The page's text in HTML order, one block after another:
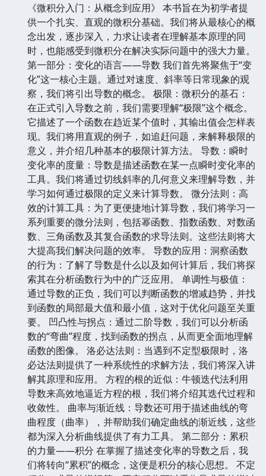
《微积分入门：从概念到应用》 本书旨在为初学者提
供一个扎实、直观的微积分基础。我们将从最核心的概
念出发，逐步深入，力求让读者在理解基本原理的同
时，也能感受到微积分在解决实际问题中的强大力量。
第一部分：变化的语言——导数 我们首先将聚焦于“变
化”这一核心主题。通过对速度、斜率等日常现象的观
察，我们将引出导数的概念。 极限：微积分的基石：
在正式引入导数之前，我们需要理解“极限”这个概念。
它描述了一个函数在趋近某个值时，其输出值会怎样表
现。我们将用直观的例子，如追赶问题，来解释极限的
意义，并介绍几种基本的极限计算方法。 导数：瞬时
变化率的度量：导数是描述函数在某一点瞬时变化率的
工具。我们将通过切线斜率的几何意义来理解导数，并
学习如何通过极限的定义来计算导数。 微分法则：高
效的计算工具：为了更便捷地计算导数，我们将学习一
系列重要的微分法则，包括幂函数、指数函数、对数函
数、三角函数及其复合函数的求导法则。这些法则将大
大提高我们解决问题的效率。 导数的应用：洞察函数
的行为：了解了导数是什么以及如何计算后，我们将探
索其在分析函数行为中的广泛应用。 单调性与极值：
通过导数的正负，我们可以判断函数的增减趋势，并找
到函数的局部最大值和最小值，这对于优化问题至关重
要。 凹凸性与拐点：通过二阶导数，我们可以分析函
数的“弯曲”程度，找到函数的拐点，从而更全面地理解
函数的图像。 洛必达法则：当遇到不定型极限时，洛
必达法则提供了一种系统性的求解方法，我们将深入讲
解其原理和应用。 方程的根的近似：牛顿迭代法利用
导数来高效地逼近方程的根，我们将介绍其迭代过程和
收敛性。 曲率与渐近线：导数还可用于描述曲线的弯
曲程度（曲率），并帮助我们确定曲线的渐近线，这些
都为深入分析曲线提供了有力工具。 第二部分：累积
的力量——积分 在掌握了描述变化率的导数之后，我
们将转向“累积”的概念，这便是积分的核心思想。 不定